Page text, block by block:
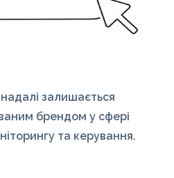
залишається
брендом у сфері
та керування.